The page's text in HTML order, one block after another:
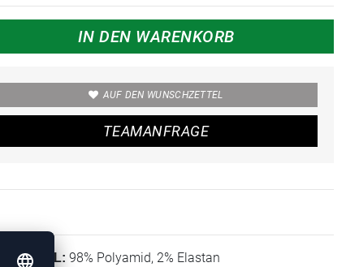
IN DEN WARENKORB
AUF DEN WUNSCHZETTEL
TEAMANFRAGE
MATERIAL: 98% Polyamid, 2% Elastan